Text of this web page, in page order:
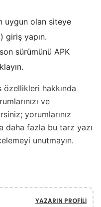
uygun olan siteye
giriş yapın.
sürümünü APK
hakkında
ve
yorumlarınız
daha fazla bu tarz yazı
unutmayın.
YAZARIN PROFILI